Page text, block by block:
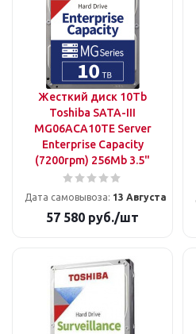
Жесткий диск 10Tb
Toshiba SATA-III
MG06ACA10TE Server
Enterprise Capacity
(7200rpm) 256Mb 3.5"
Дата самовывоза: 13 Августа
57 580 руб./шт